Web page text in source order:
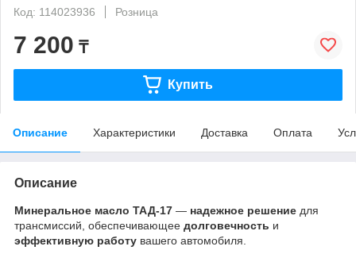
Код: 114023936
Розница
7 200 ₸
Купить
Описание Характеристики Доставка Оплата
Описание
Минеральное масло ТАД-17 — надежное решение для
трансмиссий, обеспечивающее долговечность и
эффективную работу вашего автомобиля.